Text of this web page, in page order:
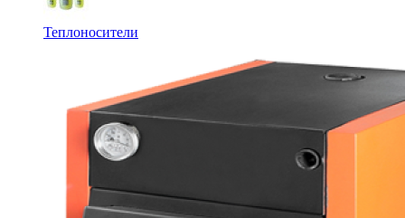
Теплоносители